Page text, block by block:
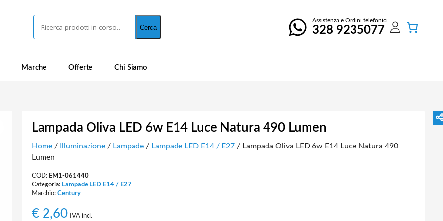
Cerca
Assistenza e Ordini telefonici
328 9235077
Marche Offerte Chi Siamo
Lampada Oliva LED 6w E14 Luce Natura 490 Lumen
Home/ Illuminazione/ Lampade/ Lampade LED E14 / E27/ Lampada Oliva LED 6w E14 Luce Natura 490
Lumen
COD: EM1-061440
Categoria: Lampade LED E14 / E27
Marchio: Century
€2,60 IVA incl.